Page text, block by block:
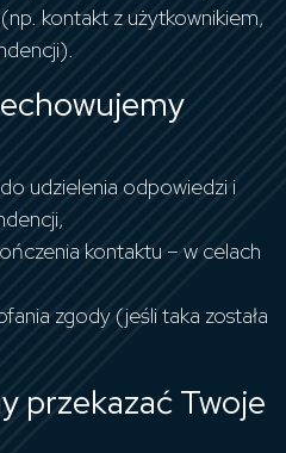
kontakt z użytkownikiem,
udzielenia odpowiedzi i
kontaktu – w celach
zgody (jeśli taka została
przekazać Twoje